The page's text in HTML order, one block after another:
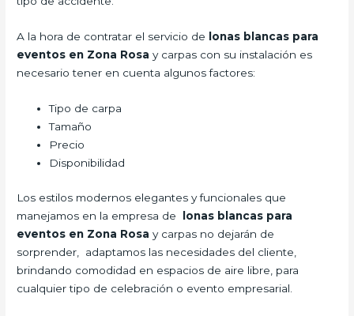
A la hora de contratar el servicio de
lonas blancas para
eventos en Zona Rosa y carpas con su instalación es
necesario tener en cuenta algunos factores:
Tipo de carpa
Tamaño
Precio
Disponibilidad
Los estilos modernos elegantes y funcionales que
manejamos en la empresa de
lonas blancas para
eventos en Zona Rosay carpas no dejarán de
sorprender, adaptamos las necesidades del cliente,
brindando comodidad en espacios de aire libre, para
cualquier tipo de celebración o evento empresarial.